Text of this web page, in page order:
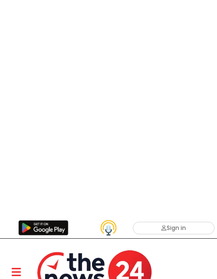
Sign in